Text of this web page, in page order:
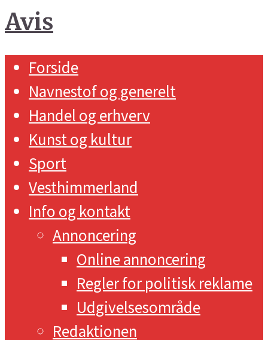
Forside
Navnestof og generelt
Handel og erhverv
Kunst og kultur
Sport
Vesthimmerland
Info og kontakt
Annoncering
Online annoncering
Regler for politisk reklame
Udgivelsesområde
Redaktionen